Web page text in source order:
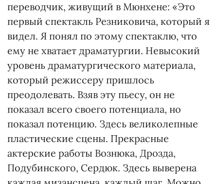
переводчик, живущий в Мюнхене: «Это
первый спектакль Резниковича, который я
видел. Я понял по этому спектаклю, что
ему не хватает драматургии. Невысокий
уровень драматургического материала,
который режиссеру пришлось
преодолевать. Взяв эту пьесу, он не
показал всего своего потенциала, но
показал потенцию. Здесь великолепные
пластические сцены. Прекрасные
актерские работы Вознюка, Дрозда,
Подубинского, Сердюк. Здесь выверена